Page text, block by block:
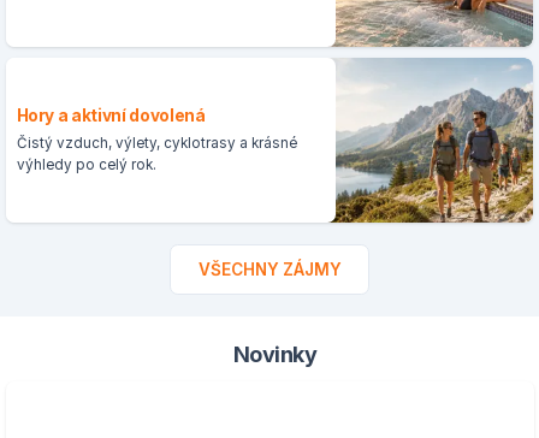
Hory a aktivní dovolená
Čistý vzduch, výlety, cyklotrasy a krásné
výhledy po celý rok.
VŠECHNY ZÁJMY
Novinky